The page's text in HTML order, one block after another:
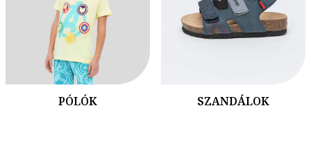
PÓLÓK SZANDÁLOK